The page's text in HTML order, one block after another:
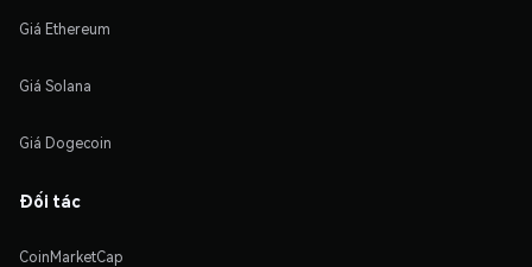
Giá Ethereum
Giá Solana
Giá Dogecoin
Đối tác
CoinMarketCap